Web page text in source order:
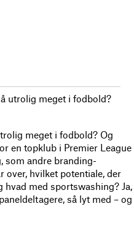
utrolig meget i fodbold?
meget i fodbold? Og
en topklub i Premier League
som andre branding-
over, hvilket potentiale, der
med sportswashing? Ja,
så lyt med – og